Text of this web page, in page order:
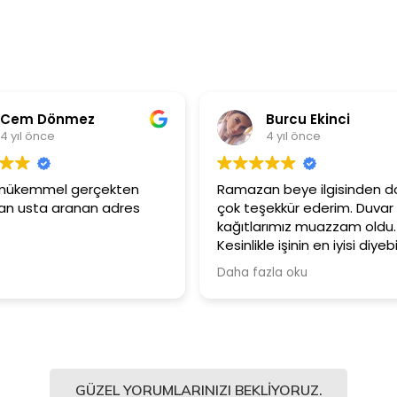
Burcu Ekinci
4 yıl önce
beye ilgisinden dolayı
ederim. Duvar
Metin Öztürk
4 yıl önce
Ürünler çok kaliteli, fiyatlar
Güler yüzlü ve samimi
çalışanlarına için teşekkürler.
GÜZEL YORUMLARINIZI BEKLIYORUZ.